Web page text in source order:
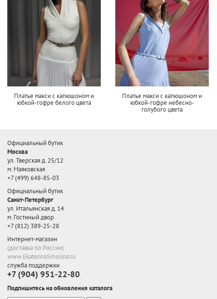
Платье макси с капюшоном и
юбкой-гофре белого цвета
Платье макси с капюшоном и
юбкой-гофре небесно-
голубого цвета
Официальный бутик
Москва
ул. Тверская д. 25/12
м. Маяковская
+7 (499) 648-85-03
Официальный бутик
Санкт-Петербург
ул. Итальянская д. 14
м. Гостиный двор
+7 (812) 389-25-28
Интернет-магазин
(доставка по России)
www.EkaterinaSmolina.ru
служба поддержки
+7 (904) 951-22-80
Подпишитесь на обновления каталога